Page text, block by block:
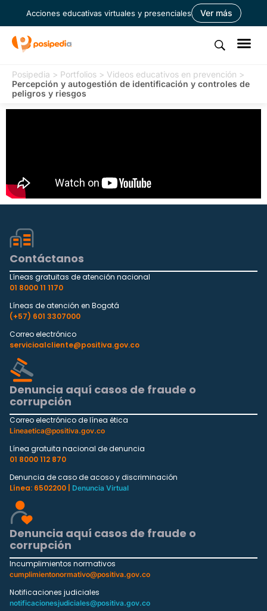
Acciones educativas virtuales y presenciales Ver más
Posipedia > Portfolios > Videos educativos en prevención >
Percepción y autogestión de identificación y controles de
peligros y riesgos
Contáctanos
Líneas gratuitas de atención nacional
01 8000 11 1170
Líneas de atención en Bogotá
(+57) 601 3307000
Correo electrónico
servicioalcliente@positiva.gov.co
Denuncia aquí casos de fraude o
corrupción
Correo electrónico de línea ética
Lineaetica@positiva.gov.co
Línea gratuita nacional de denuncia
01 8000 112 870
Denuncia de caso de acoso y discriminación
Línea: 6502200 |
Denuncia Virtual
Denuncia aquí casos de fraude o
corrupción
Incumplimientos normativos
cumplimientonormativo@positiva.gov.co
Notificaciones judiciales
notificacionesjudiciales@positiva.gov.co